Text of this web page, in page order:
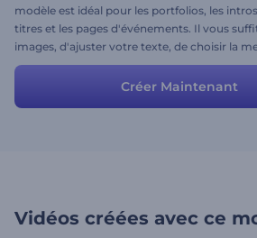
modèle est idéal pour les portfolios, les
titres et les pages d'événements. Il vous
images, d'ajuster votre texte, de choisir la
votre thème et de partir avec un diaporama
quelques minutes. Essayez-le sans plus tarder
Créer Maintenant
Vidéos créées avec ce